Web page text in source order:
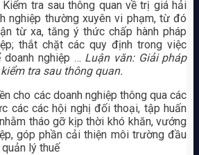
tra sau thông quan về trị giá hải
nghiệp thường xuyên vi phạm, từ đó
từ xa, tăng ý thức chấp hành pháp
thắt chặt các quy định trong việc
nghiệp … Luận văn: Giải pháp
tra sau thông quan.
cho các doanh nghiệp thông qua các
các các hội nghị đối thoại, tập huấn
tháo gỡ kịp thời khó khăn, vướng
góp phần cải thiện môi trường đầu
lý thuế